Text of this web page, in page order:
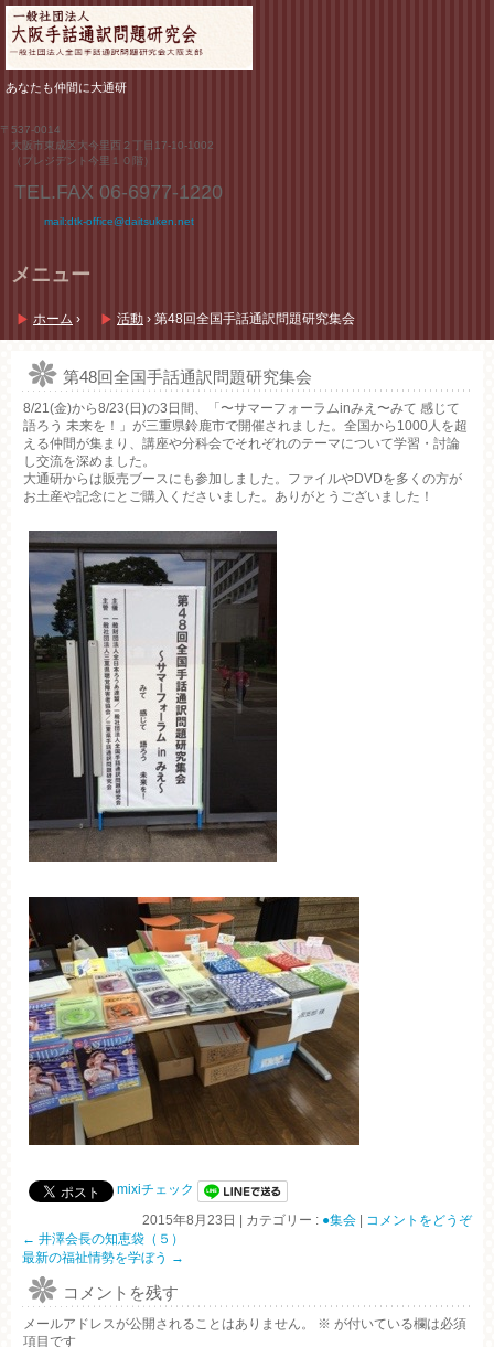
あなたも仲間に大通研
〒537-0014
大阪市東成区大今里西２丁目17-10-1002
（プレジデント今里１０階）
TEL.FAX 06-6977-1220
mail:dtk-office@daitsuken.net
メニュー
ン
へ
ス
キ
ホーム › 活動 › 第48回全国手話通訳問題研究集会
第48回全国手話通訳問題研究集会
8/21(金)から8/23(日)の3日間、「〜サマーフォーラムinみえ〜みて 感じて
語ろう 未来を！」が三重県鈴鹿市で開催されました。全国から1000人を超
える仲間が集まり、講座や分科会でそれぞれのテーマについて学習・討論
し交流を深めました。
大通研からは販売ブースにも参加しました。ファイルやDVDを多くの方が
お土産や記念にとご購入くださいました。ありがとうございました！
mixiチェック
2015年8月23日
カテゴリー : ●集会
コメントをどうぞ
← 井澤会長の知恵袋（５）
最新の福祉情勢を学ぼう →
コメントを残す
メールアドレスが公開されることはありません。 ※ が付いている欄は必須
項目です